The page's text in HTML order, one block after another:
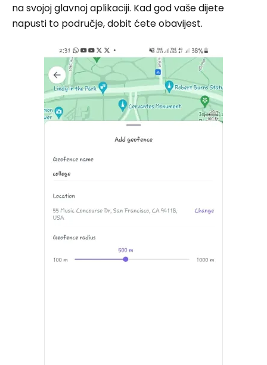
na svojoj glavnoj aplikaciji. Kad god vaše dijete
napusti to područje, dobit ćete obavijest.